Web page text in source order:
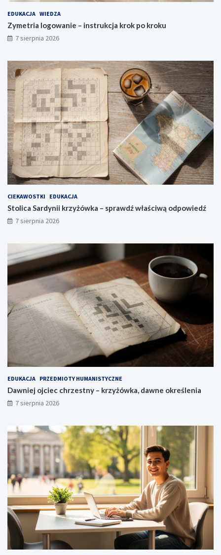
EDUKACJA WIEDZA
Zymetria logowanie – instrukcja krok po kroku
7 sierpnia 2026
CIEKAWOSTKI EDUKACJA
Stolica Sardynii krzyżówka – sprawdź właściwą odpowiedź
7 sierpnia 2026
EDUKACJA PRZEDMIOTY HUMANISTYCZNE
Dawniej ojciec chrzestny – krzyżówka, dawne określenia
7 sierpnia 2026